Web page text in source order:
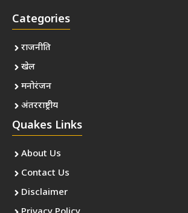
Categories
राजनीति
खेल
मनोरंजन
अंतरराष्ट्रीय
Quakes Links
About Us
Contact Us
Disclaimer